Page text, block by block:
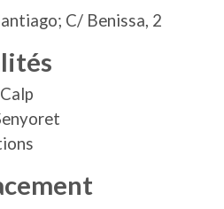
C/ Benissa, 2